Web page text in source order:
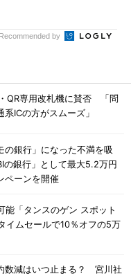
Recommended by
QR専用改札機に賛否 「問
ICの方がスムーズ」
の銀行」になった不満を吸
銀行」として最大5.2万円
ペーンを開催
能「タンスのゲン スポット
イムセールで10％オフの5万
数減はいつ止まる？ 宮川社